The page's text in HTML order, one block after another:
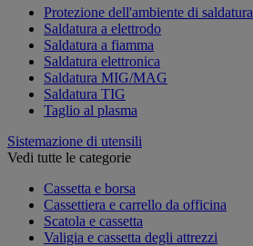
Protezione dell'ambiente di saldatura
Saldatura a elettrodo
Saldatura a fiamma
Saldatura elettronica
Saldatura MIG/MAG
Saldatura TIG
Taglio al plasma
Sistemazione di utensili
Vedi tutte le categorie
Cassetta e borsa
Cassettiera e carrello da officina
Scatola e cassetta
Valigia e cassetta degli attrezzi